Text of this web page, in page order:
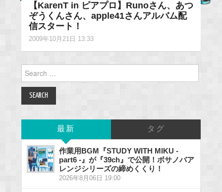
【KarenT in ピアプロ】Runoさん、あつ
ぞうくんさん、apple41さんアルバム配
信スタート！
2009年10月21日 13:33
Search
for:
最新 タグ
作業用BGM『STUDY WITH MIKU -
part6 -』が『39ch』で公開！ボサノバア
レンジシリーズの締めくくり！
2026年8月06日 19:00